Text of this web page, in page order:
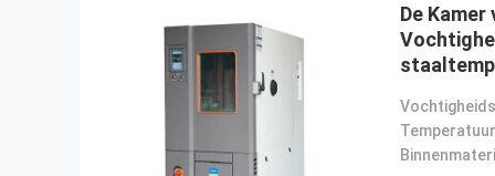
De Kamer